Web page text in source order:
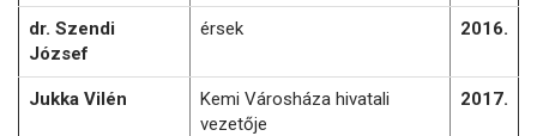
dr. Szendi
József
érsek 2016.
Jukka Vilén
Kemi Városháza hivatali
vezetője
2017.